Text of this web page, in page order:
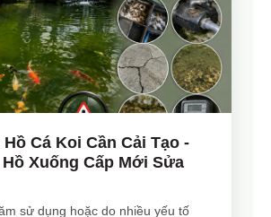
Hồ Cá Koi Cần Cải Tạo -
Xuống Cấp Mới Sửa
sử dụng hoặc do nhiều yếu tố